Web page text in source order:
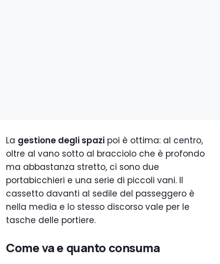
La gestione degli spazi poi è ottima: al centro,
oltre al vano sotto al bracciolo che è profondo
ma abbastanza stretto, ci sono due
portabicchieri e una serie di piccoli vani. Il
cassetto davanti al sedile del passeggero è
nella media e lo stesso discorso vale per le
tasche delle portiere.
Come va e quanto consuma